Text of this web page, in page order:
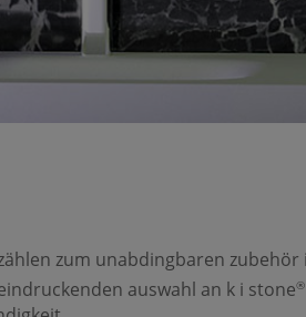
zum unabdingbaren zubehör
auswahl an k i stone®